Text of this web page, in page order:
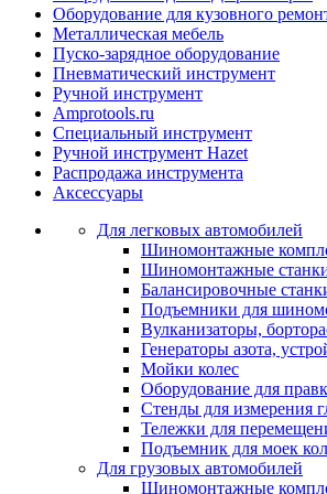
Оборудование для кузовного
Металлическая мебель
Пуско-зарядное оборудование
Пневматический инструмент
Ручной инструмент
Amprotools.ru
Специальный инструмент
Ручной инструмент Hazet
Распродажа инструмента
Аксессуары
Для легковых автомобилей
Шиномонтажные
Шиномонтажные
Балансировочные
Подъемники для
Вулканизаторы,
Генераторы азота,
Мойки колес
Оборудование для
Стенды для измерения
Тележки для
Подъемник для моек
Для грузовых автомобилей
Шиномонтажные